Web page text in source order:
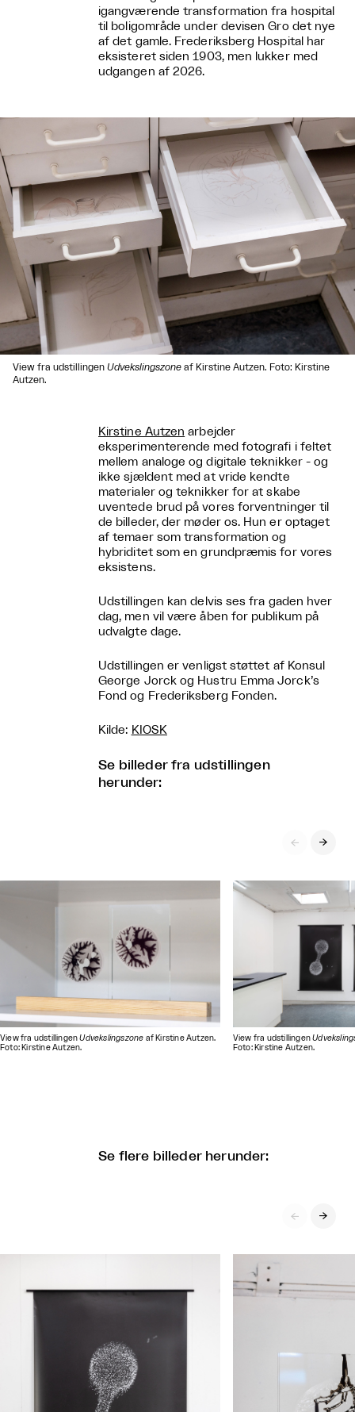
igangværende transformation fra hospital
til boligområde under devisen ​Gro det nye
af det gamle. Frederiksberg Hospital har
eksisteret siden 1903, men lukker med
udgangen af 2026.
View fra udstillingen Udvekslingszone af Kirstine Autzen. Foto: Kirstine
Autzen.
Kirstine Autzen arbejder
eksperimenterende med fotografi i feltet
mellem analoge og digitale teknikker - og
ikke sjældent med at vride kendte
materialer og teknikker for at skabe
uventede brud på vores forventninger til
de billeder, der møder os. Hun er optaget
af temaer som transformation og
hybriditet som en grundpræmis for vores
eksistens.
Udstillingen kan delvis ses fra gaden hver
dag, men vil være åben for publikum på
udvalgte dage.
Udstillingen er venligst støttet af Konsul
George Jorck og Hustru Emma Jorck’s
Fond og Frederiksberg Fonden.
Kilde: KIOSK
Se billeder fra udstillingen
herunder:
 
View fra udstillingenUdvekslingszone af Kirstine Autzen.
Foto: Kirstine Autzen.
View fra udstillingen
Foto: Kirstine Autzen.
Se flere billeder herunder:
 